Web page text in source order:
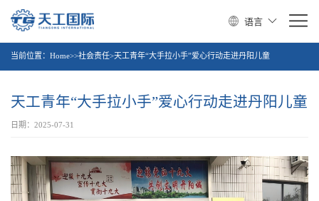
语言
当前位置： Home>>社会责任>天工青年“大手拉小手”爱心行动走进丹阳儿童
天工青年“大手拉小手”爱心行动走进丹阳儿童
日期：2025-07-31